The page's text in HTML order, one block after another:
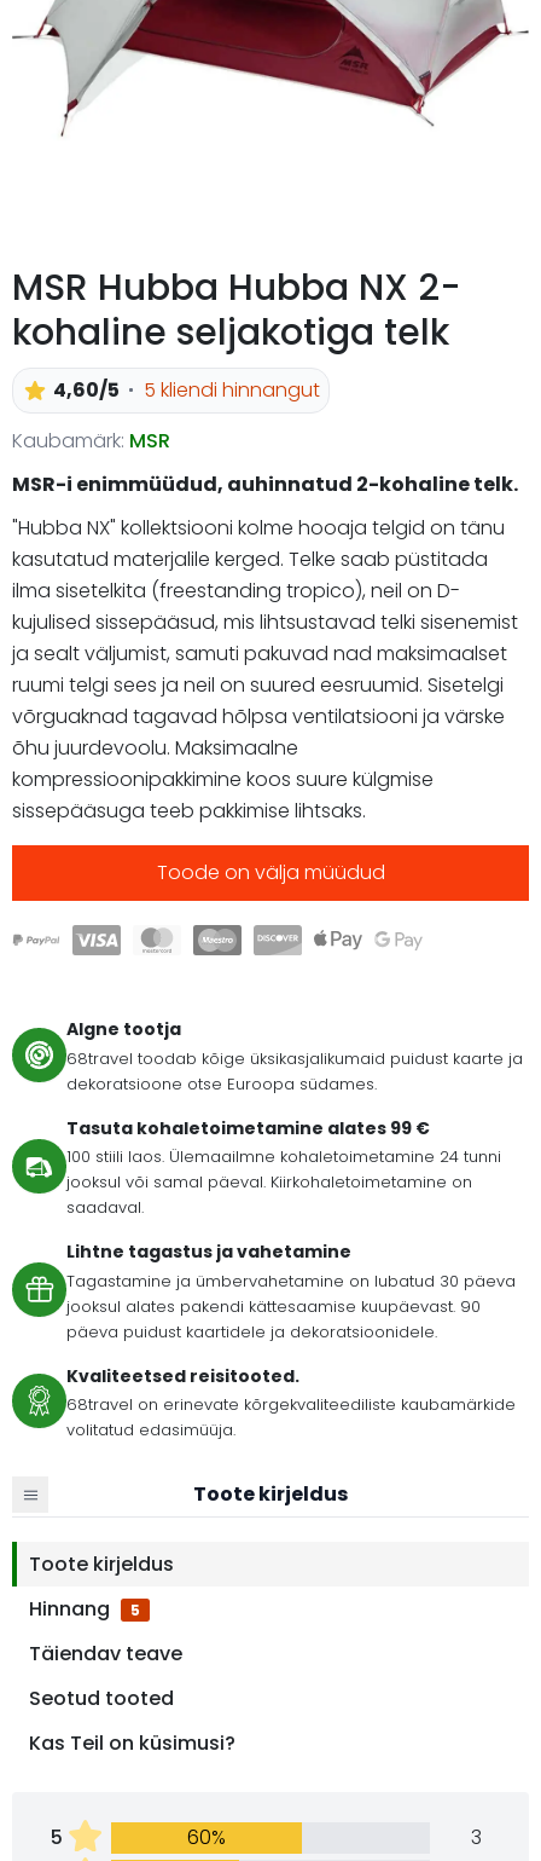
MSR Hubba Hubba NX 2-
kohaline seljakotiga telk
4,60/5
5 kliendi hinnangut
Kaubamärk: MSR
MSR-i enimmüüdud, auhinnatud 2-kohaline telk.
"Hubba NX" kollektsiooni kolme hooaja telgid on tänu
kasutatud materjalile kerged. Telke saab püstitada
ilma sisetelkita (freestanding tropico), neil on D-
kujulised sissepääsud, mis lihtsustavad telki sisenemist
ja sealt väljumist, samuti pakuvad nad maksimaalset
ruumi telgi sees ja neil on suured eesruumid. Sisetelgi
võrguaknad tagavad hõlpsa ventilatsiooni ja värske
õhu juurdevoolu. Maksimaalne
kompressioonipakkimine koos suure külgmise
sissepääsuga teeb pakkimise lihtsaks.
Toode on välja müüdud
Algne tootja
68travel toodab kõige üksikasjalikumaid puidust kaarte ja
dekoratsioone otse Euroopa südames.
Tasuta kohaletoimetamine alates 99 €
100 stiili laos. Ülemaailmne kohaletoimetamine 24 tunni
jooksul või samal päeval. Kiirkohaletoimetamine on
saadaval.
Lihtne tagastus ja vahetamine
Tagastamine ja ümbervahetamine on lubatud 30 päeva
jooksul alates pakendi kättesaamise kuupäevast. 90
päeva puidust kaartidele ja dekoratsioonidele.
Kvaliteetsed reisitooted.
68travel on erinevate kõrgekvaliteediliste kaubamärkide
volitatud edasimüüja.
Toote kirjeldus
Toote kirjeldus
Hinnang
5
Täiendav teave
Seotud tooted
Kas Teil on küsimusi?
5 60%
3